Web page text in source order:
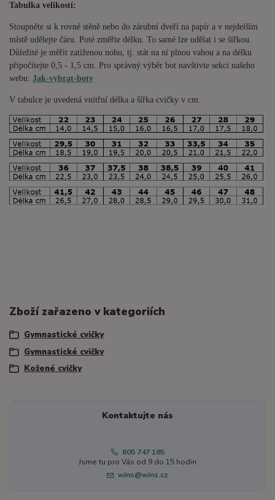
Tabulka velikostí:
Stoupněte si k rovné stěně nebo do zárubní dveří na papír a v nejdelším
místě udělejte čáru. Poté změřte délku. To samé lze udělat i se šířkou.
Důležité je měřit zatíženou nohu, tj. stát na ní plnou vahou a na délku
připočítejte 0,5 - 1,5 cm. Pro správný výběr bot navštivte sekci našeho
webu: Jak-vybrat-boty
V tabulce je uvedená vnitřní délka a šířka cvičky v cm.
Zboží zařazeno v kategoriích
Gymnastické cvičky
Gymnastické cvičky
Kožené cvičky
Kontaktujte nás
605 747 185
Jsme tu pro Vás od 9 do 15 hodin
wins@wins.cz